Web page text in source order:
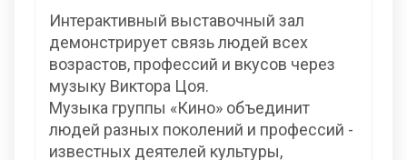
Интерактивный выставочный зал
демонстрирует связь людей всех
возрастов, профессий и вкусов через
музыку Виктора Цоя.
Музыка группы «Кино» объединит
людей разных поколений и профессий -
известных деятелей культуры,